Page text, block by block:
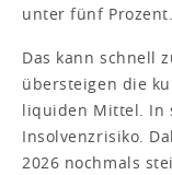
unter fünf Prozent.
Das kann schnell
übersteigen die
liquiden Mittel. In
Insolvenzrisiko.
2026 nochmals